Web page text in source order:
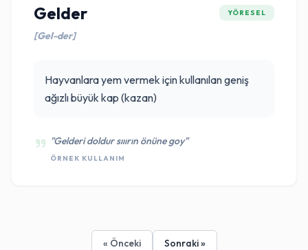
Gelder
[Gel-der]
YÖRESEL
Hayvanlara yem vermek için kullanılan geniş
ağızlı büyük kap (kazan)
"Gelderi doldur sııırın önüne goy"
ÖRNEK KULLANIM
« Önceki Sonraki »